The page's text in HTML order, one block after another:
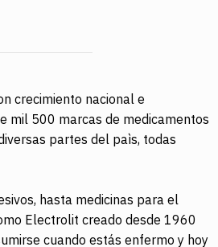
crecimiento nacional e
mil 500 marcas de medicamentos
partes del paìs, todas
hasta medicinas para el
Electrolit creado desde 1960
cuando estás enfermo y hoy